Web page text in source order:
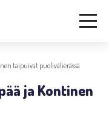
taipuivat puolivälierässä
ja Kontinen